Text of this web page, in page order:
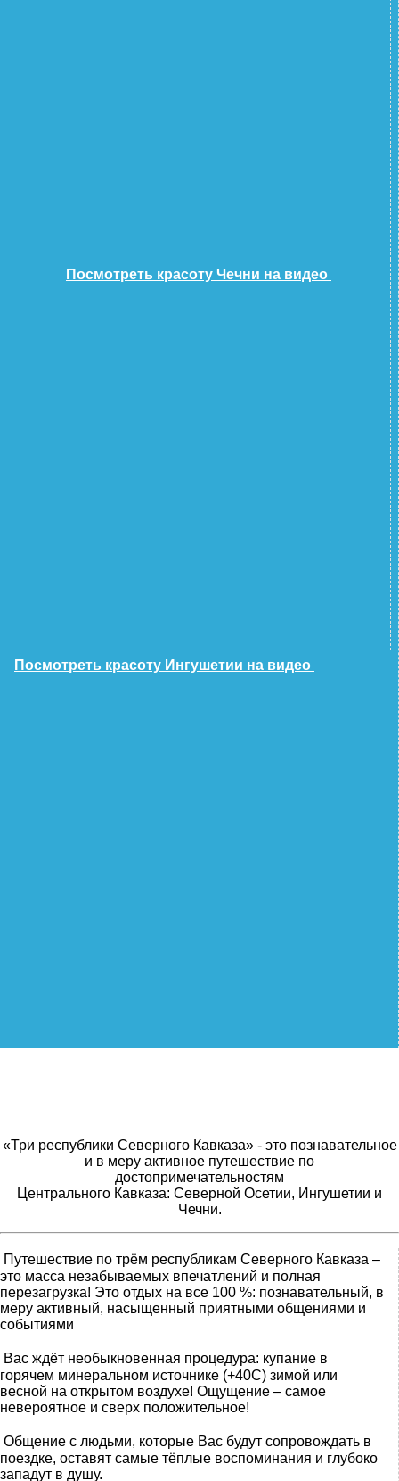
Посмотреть красоту Чечни на видео
Посмотреть красоту Ингушетии на видео
«Три республики Северного Кавказа» - это познавательное
и в меру активное путешествие по
достопримечательностям
Центрального Кавказа: Северной Осетии, Ингушетии и
Чечни.
Путешествие по трём республикам Северного Кавказа –
это масса незабываемых впечатлений и полная
перезагрузка! Это отдых на все 100 %: познавательный, в
меру активный, насыщенный приятными общениями и
событиями
Вас ждёт необыкновенная процедура: купание в
горячем минеральном источнике (+40С) зимой или
весной на открытом воздухе! Ощущение – самое
невероятное и сверх положительное!
Общение с людьми, которые Вас будут сопровождать в
поездке, оставят самые тёплые воспоминания и глубоко
западут в душу.